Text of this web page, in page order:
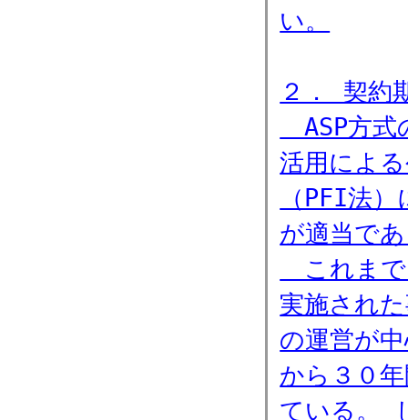
い。
２． 契約
ASP方式
活用によ
（PFI法
が適当で
これまで
実施され
の運営が
から３０
ている。